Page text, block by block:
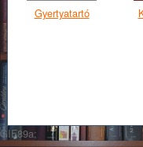
Gyertyatartó
GIF89a;